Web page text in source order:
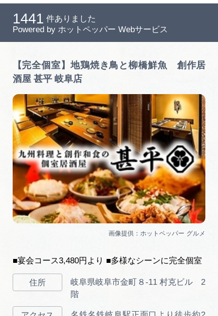
体験予約サイト「ＶＩＳＩＴ岐阜県」
岐阜県アウトドア観光キャンペーン
岐阜県まるごと観光エリアガイド
岐阜県観光データベース
旅行会社・観光事業者の皆様へ
フォトライブラリー
動画ライブラリー
お問い合わせ
運営組織
広告掲載
1441 件ありました
Powered by ホットペッパー Webサービス
【完全個室】地鶏焼き鳥と柳橋鮮魚 創作居
酒屋 甚平 岐阜店
■宴会コース3,480円より ■多様なシーンに完全個室
岐阜県岐阜市金町８-11 村克ビル 2
階